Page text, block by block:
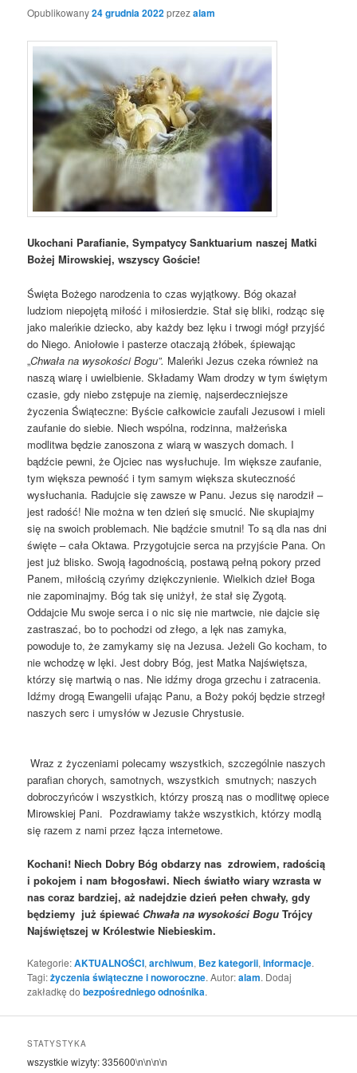
Opublikowany24 grudnia 2022przezalam
Ukochani Parafianie, Sympatycy Sanktuarium naszej Matki
Bożej Mirowskiej, wszyscy Goście!
Święta Bożego narodzenia to czas wyjątkowy. Bóg okazał
ludziom niepojętą miłość i miłosierdzie. Stał się bliki, rodząc się
jako maleńkie dziecko, aby każdy bez lęku i trwogi mógł przyjść
do Niego.Aniołowie i pasterze otaczają żłóbek, śpiewając
„Chwała na wysokości Bogu”. Maleńki Jezus czeka również na
naszą wiarę i uwielbienie. Składamy Wam drodzy w tym świętym
czasie, gdy niebo zstępuje na ziemię, najserdeczniejsze
życzenia Świąteczne: Byście całkowicie zaufali Jezusowi i mieli
zaufanie do siebie. Niech wspólna, rodzinna, małżeńska
modlitwa będzie zanoszona z wiarą w waszych domach. I
bądźcie pewni, że Ojciec nas wysłuchuje. Im większe zaufanie,
tym większa pewność i tym samym większa skuteczność
wysłuchania. Radujcie się zawsze w Panu. Jezus się narodził –
jest radość! Nie można w ten dzień się smucić. Nie skupiajmy
się na swoich problemach. Nie bądźcie smutni! To są dla nas dni
święte – cała Oktawa. Przygotujcie serca na przyjście Pana. On
jest już blisko. Swoją łagodnością, postawą pełną pokory przed
Panem, miłością czyńmy dziękczynienie. Wielkich dzieł Boga
nie zapominajmy. Bóg tak się uniżył, że stał się Zygotą.
Oddajcie Mu swoje serca i o nic się nie martwcie, nie dajcie się
zastraszać, bo to pochodzi od złego, a lęk nas zamyka,
powoduje to, że zamykamy się na Jezusa. Jeżeli Go kocham, to
nie wchodzę w lęki. Jest dobry Bóg, jest Matka Najświętsza,
którzy się martwią o nas. Nie idźmy droga grzechu i zatracenia.
Idźmy drogą Ewangelii ufając Panu, a Boży pokój będzie strzegł
naszych serc i umysłów w Jezusie Chrystusie.
Wraz z życzeniami polecamy wszystkich, szczególnie naszych
parafian chorych, samotnych, wszystkich smutnych; naszych
dobroczyńców i wszystkich, którzy proszą nas o modlitwę opiece
Mirowskiej Pani. Pozdrawiamy także wszystkich, którzy modlą
się razem z nami przez łącza internetowe.
Kochani! Niech Dobry Bóg obdarzy nas zdrowiem, radością
i pokojem i nam błogosławi. Niech światło wiary wzrasta w
nas coraz bardziej, aż nadejdzie dzień pełen chwały, gdy
będziemy już śpiewać Chwała na wysokości Bogu Trójcy
Najświętszej w Królestwie Niebieskim.
Kategorie:AKTUALNOŚCI,archiwum, Bez kategorii,informacje.
Tagi:życzenia świąteczne i noworoczne. Autor:alam. Dodaj
zakładkę dobezpośredniego odnośnika.
STATYSTYKA
wszystkie wizyty:335600\n\n\n\n